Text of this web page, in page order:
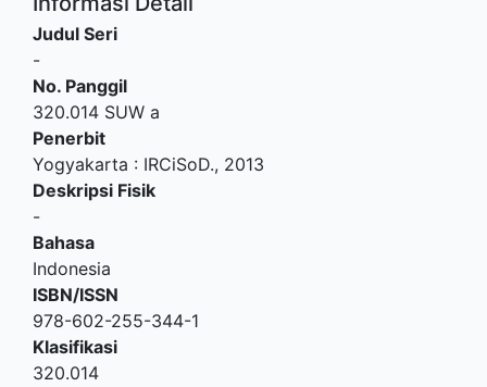
Judul Seri
-
No. Panggil
320.014 SUW a
Penerbit
Yogyakarta : IRCiSoD., 2013
Deskripsi Fisik
-
Bahasa
Indonesia
ISBN/ISSN
978-602-255-344-1
Klasifikasi
320.014